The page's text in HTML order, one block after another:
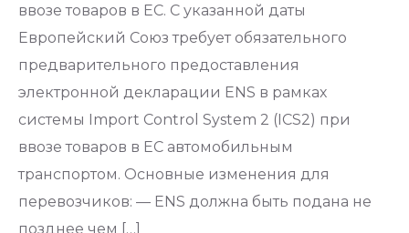
ввозе товаров в ЕС. С указанной даты
Европейский Союз требует обязательного
предварительного предоставления
электронной декларации ENS в рамках
системы Import Control System 2 (ICS2) при
ввозе товаров в ЕС автомобильным
транспортом. Основные изменения для
перевозчиков: — ENS должна быть подана не
позднее чем […]